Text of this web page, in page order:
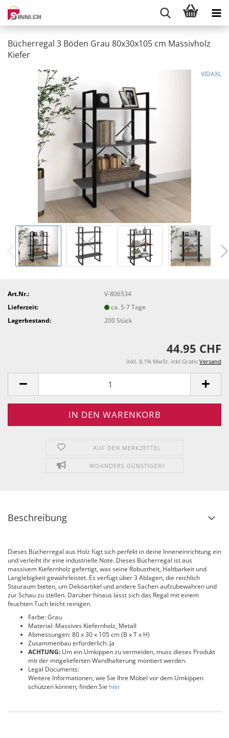
Bücherregal 3 Böden Grau 80x30x105 cm Massivholz
Kiefer
VIDAXL
Art.Nr.:
V-806534
Lieferzeit:
ca. 5-7 Tage
Lagerbestand:
200Stück
44.95 CHF
inkl. 8.1% MwSt. inkl.Gratis Versand
AUF DEN MERKZETTEL
WOANDERS GÜNSTIGER?
Beschreibung
Dieses Bücherregal aus Holz fügt sich perfekt in deine Inneneinrichtung ein
und verleiht ihr eine industrielle Note. Dieses Bücherregal ist aus
massivem Kiefernholz gefertigt, was seine Robustheit, Haltbarkeit und
Langlebigkeit gewährleistet. Es verfügt über 3 Ablagen, die reichlich
Stauraum bieten, um Dekoartikel und andere Sachen aufzubewahren und
zur Schau zu stellen. Darüber hinaus lässt sich das Regal mit einem
feuchten Tuch leicht reinigen.
Farbe: Grau
Material: Massives Kiefernholz, Metall
Abmessungen: 80 x 30 x 105 cm (B x T x H)
Zusammenbau erforderlich: Ja
ACHTUNG: Um ein Umkippen zu vermeiden, muss dieses Produkt
mit der mitgelieferten Wandhalterung montiert werden.
Legal Documents:
Weitere Informationen, wie Sie Ihre Möbel vor dem Umkippen
schützen können; finden Sie hier